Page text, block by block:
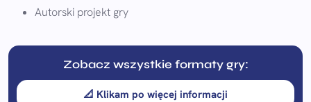
Autorski projekt gry
Zobacz wszystkie formaty gry:
📐 Klikam po więcej informacji